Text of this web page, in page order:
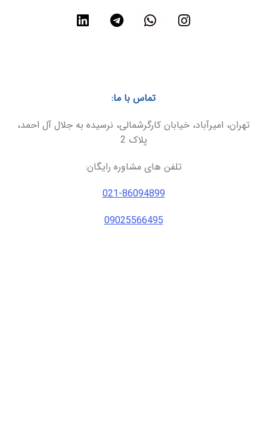
تماس با ما:
تهران، امیرآباد، خیابان کارگرشمالی، نرسیده به جلال آل احمد،
پلاک 2
تلفن های مشاوره رایگان:
021-86094899
09025566495